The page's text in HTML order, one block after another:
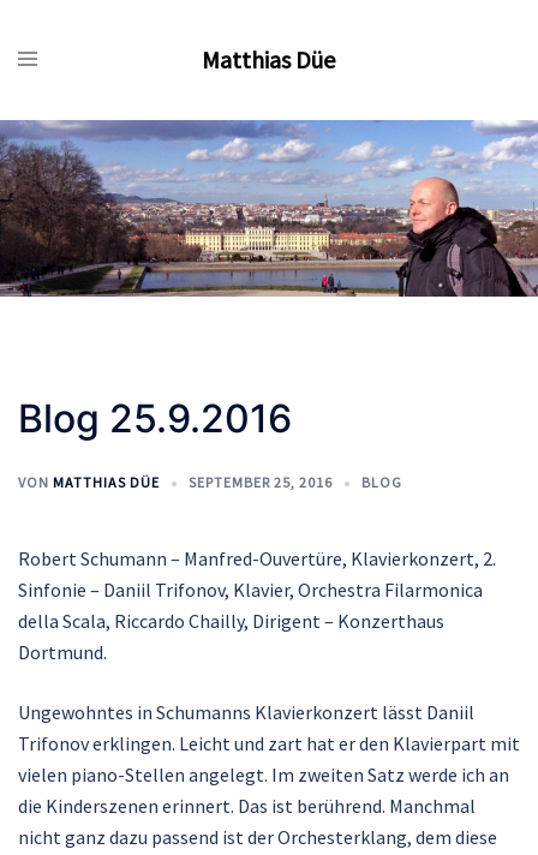
Inhalt
Matthias Düe
Blog 25.9.2016
VON MATTHIAS DÜE SEPTEMBER 25, 2016 BLOG
Robert Schumann – Manfred-Ouvertüre, Klavierkonzert, 2.
Sinfonie – Daniil Trifonov, Klavier, Orchestra Filarmonica
della Scala, Riccardo Chailly, Dirigent – Konzerthaus
Dortmund.
Ungewohntes in Schumanns Klavierkonzert lässt Daniil
Trifonov erklingen. Leicht und zart hat er den Klavierpart mit
vielen piano-Stellen angelegt. Im zweiten Satz werde ich an
die Kinderszenen erinnert. Das ist berührend. Manchmal
nicht ganz dazu passend ist der Orchesterklang, dem diese